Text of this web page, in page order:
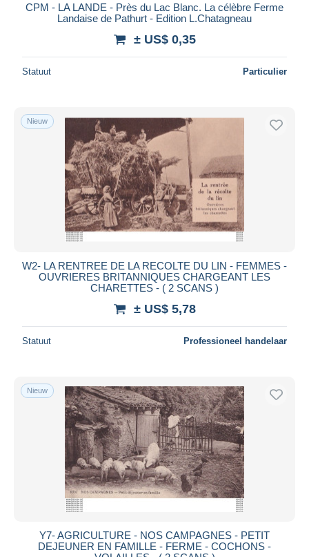
CPM - LA LANDE - Près du Lac Blanc. La célèbre Ferme
Landaise de Pathurt - Edition L.Chatagneau
± US$ 0,35
Statuut Particulier
Nieuw
W2- LA RENTREE DE LA RECOLTE DU LIN - FEMMES -
OUVRIERES BRITANNIQUES CHARGEANT LES
CHARETTES - ( 2 SCANS )
± US$ 5,78
Statuut Professioneel handelaar
Nieuw
Y7- AGRICULTURE - NOS CAMPAGNES - PETIT
DEJEUNER EN FAMILLE - FERME - COCHONS -